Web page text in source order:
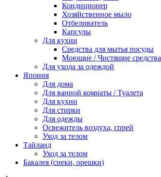
Кондиционер
Хозяйственное мыло
Отбеливатель
Капсулы
Для кухни
Средства для мытья посуды
Моющие / Чистящие средства
Для ухода за одеждой
Япония
Для дома
Для ванной комнаты / Туалета
Для кухни
Для стирки
Для одежды
Освежитель воздуха, спрей
Уход за телом
Тайланд
Уход за телом
Бакалея (снеки, орешки)